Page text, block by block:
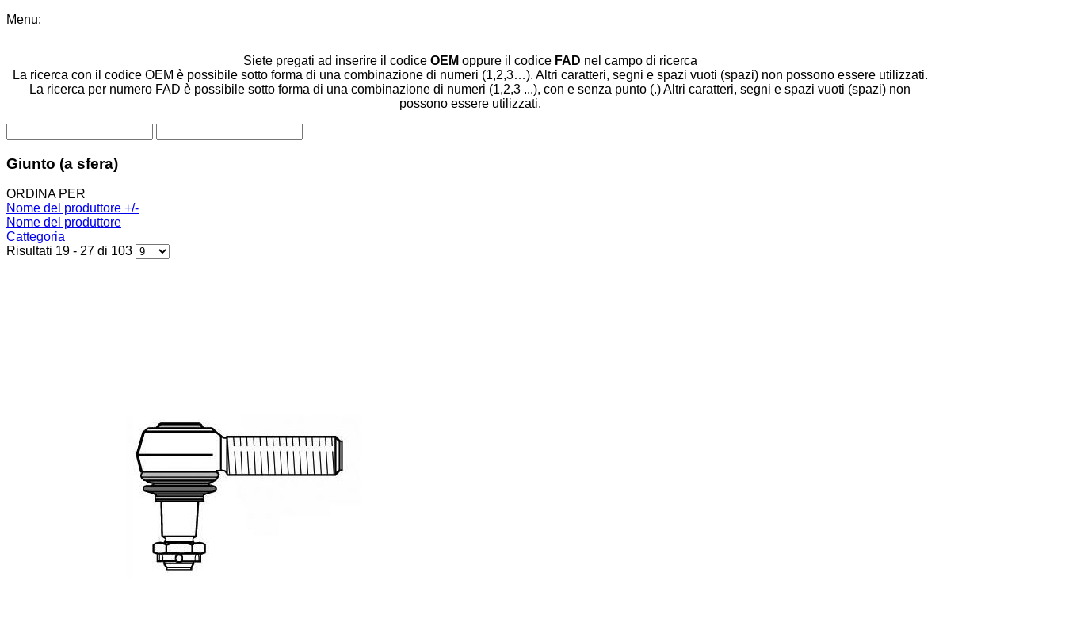
Menu:
Siete pregati ad inserire il codice OEM oppure il codice FAD nel campo di ricerca
La ricerca con il codice OEM è possibile sotto forma di una combinazione di numeri (1,2,3…). Altri caratteri, segni e spazi vuoti (spazi) non possono essere utilizzati.
La ricerca per numero FAD è possibile sotto forma di una combinazione di numeri (1,2,3 ...), con e senza punto (.) Altri caratteri, segni e spazi vuoti (spazi) non
possono essere utilizzati.
Giunto (a sfera)
ORDINA PER
Nome del produttore +/-
Nome del produttore
Cattegoria
Risultati 19 - 27 di 103